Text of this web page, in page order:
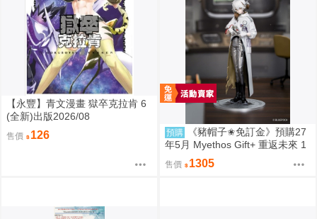
【永豐】青文漫畫 獄卒克拉肯 6
(全新)出版2026/08
售價 126 預購
《豬帽子✬免訂金》預購27
年5月 Myethos Gift+ 重返未來 1
999 兔毛手袋 1/8 1011
售價 1305